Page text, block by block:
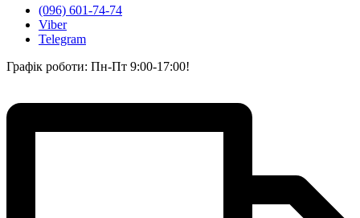
(096) 601-74-74
Viber
Telegram
Графік роботи: Пн-Пт 9:00-17:00!